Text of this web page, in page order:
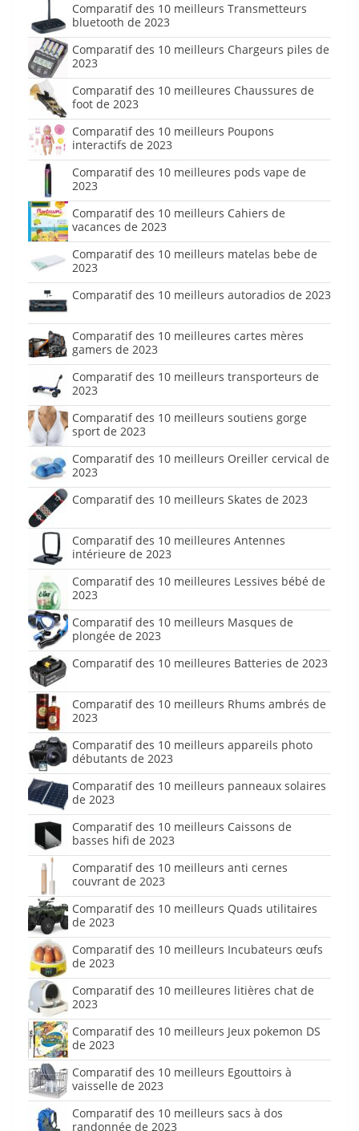
Comparatif des 10 meilleurs Transmetteurs
bluetooth de 2023
Comparatif des 10 meilleurs Chargeurs piles de
2023
Comparatif des 10 meilleures Chaussures de
foot de 2023
Comparatif des 10 meilleurs Poupons
interactifs de 2023
Comparatif des 10 meilleures pods vape de
2023
Comparatif des 10 meilleurs Cahiers de
vacances de 2023
Comparatif des 10 meilleurs matelas bebe de
2023
Comparatif des 10 meilleurs autoradios de 2023
Comparatif des 10 meilleures cartes mères
gamers de 2023
Comparatif des 10 meilleurs transporteurs de
2023
Comparatif des 10 meilleurs soutiens gorge
sport de 2023
Comparatif des 10 meilleurs Oreiller cervical de
2023
Comparatif des 10 meilleurs Skates de 2023
Comparatif des 10 meilleures Antennes
intérieure de 2023
Comparatif des 10 meilleures Lessives bébé de
2023
Comparatif des 10 meilleurs Masques de
plongée de 2023
Comparatif des 10 meilleures Batteries de 2023
Comparatif des 10 meilleurs Rhums ambrés de
2023
Comparatif des 10 meilleurs appareils photo
débutants de 2023
Comparatif des 10 meilleurs panneaux solaires
de 2023
Comparatif des 10 meilleurs Caissons de
basses hifi de 2023
Comparatif des 10 meilleurs anti cernes
couvrant de 2023
Comparatif des 10 meilleurs Quads utilitaires
de 2023
Comparatif des 10 meilleurs Incubateurs œufs
de 2023
Comparatif des 10 meilleures litières chat de
2023
Comparatif des 10 meilleurs Jeux pokemon DS
de 2023
Comparatif des 10 meilleurs Egouttoirs à
vaisselle de 2023
Comparatif des 10 meilleurs sacs à dos
randonnée de 2023